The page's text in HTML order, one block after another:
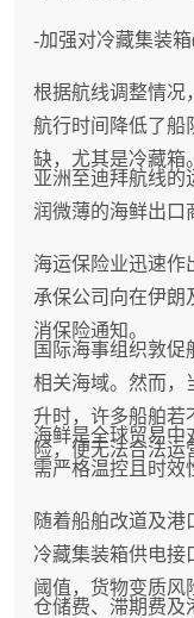
-加强对冷藏集装
根据航线调整情况
航行时间降低了船
缺，尤其是冷藏箱。
亚洲至迪拜航线的
润微薄的海鲜出口
海运保险业迅速作
承保公司向在伊朗
消保险通知。
国际海事组织敦
相关海域。然而，
升时，许多船舶若
险，便无法合法运
海鲜是全球贸易中
需严格温控且时效
随着船舶改道及港
冷藏集装箱供电接
阈值，货物变质风
仓储费、滞期费及